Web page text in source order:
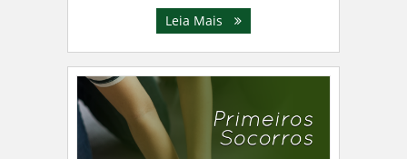
Leia Mais